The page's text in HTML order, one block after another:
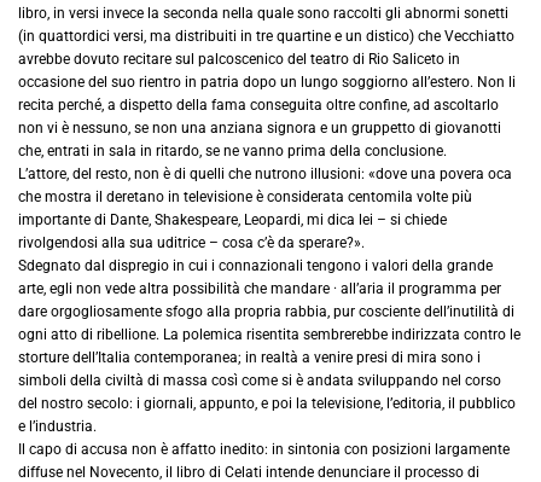
libro, in versi invece la seconda nella quale sono raccolti gli abnormi sonetti
(in quattordici versi, ma distribuiti in tre quartine e un distico) che Vecchiatto
avrebbe dovuto recitare sul palcoscenico del teatro di Rio Saliceto in
occasione del suo rientro in patria dopo un lungo soggiorno all’estero. Non li
recita perché, a dispetto della fama conseguita oltre confine, ad ascoltarlo
non vi è nessuno, se non una anziana signora e un gruppetto di giovanotti
che, entrati in sala in ritardo, se ne vanno prima della conclusione.
L’attore, del resto, non è di quelli che nutrono illusioni: «dove una povera oca
che mostra il deretano in televisione è considerata centomila volte più
importante di Dante, Shakespeare, Leopardi, mi dica lei – si chiede
rivolgendosi alla sua uditrice – cosa c’è da sperare?».
Sdegnato dal dispregio in cui i connazionali tengono i valori della grande
arte, egli non vede altra possibilità che mandare · all’aria il programma per
dare orgogliosamente sfogo alla propria rabbia, pur cosciente dell’inutilità di
ogni atto di ribellione. La polemica risentita sembrerebbe indirizzata contro le
storture dell’Italia contemporanea; in realtà a venire presi di mira sono i
simboli della civiltà di massa così come si è andata sviluppando nel corso
del nostro secolo: i giornali, appunto, e poi la televisione, l’editoria, il pubblico
e l’industria.
Il capo di accusa non è affatto inedito: in sintonia con posizioni largamente
diffuse nel Novecento, il libro di Celati intende denunciare il processo di